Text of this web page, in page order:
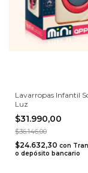
Lavarropas Infantil
Luz
$31.990,00
$36.146,00
$24.632,30 con
o depósito bancario